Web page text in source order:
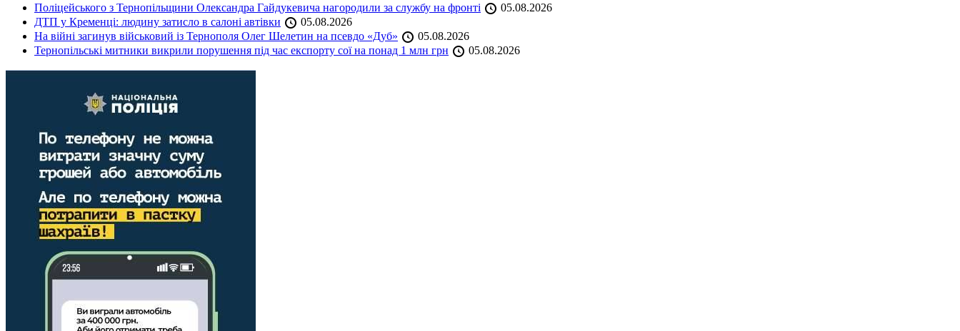
Поліцейського з Тернопільщини Олександра Гайдукевича нагородили за службу на фронті
05.08.2026
ДТП у Кременці: людину затисло в салоні автівки
05.08.2026
На війні загинув військовий із Тернополя Олег Шелетин на псевдо «Дуб»
05.08.2026
Тернопільські митники викрили порушення під час експорту сої на понад 1 млн грн
05.08.2026